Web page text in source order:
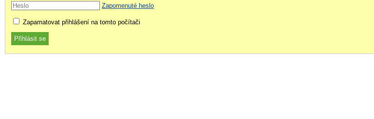
Zapomenuté heslo
Zapamatovat přihlášení na tomto počítači